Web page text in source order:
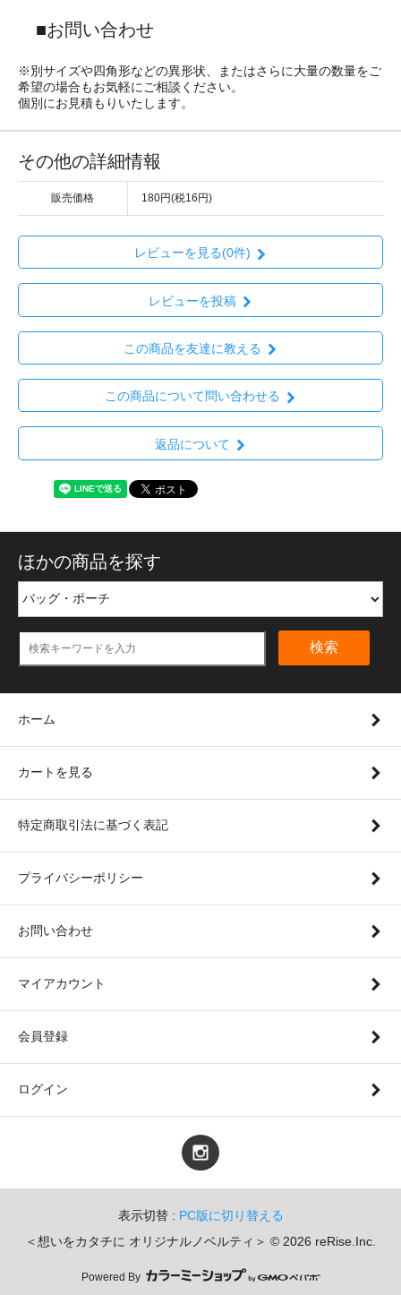
■お問い合わせ
※別サイズや四角形などの異形状、またはさらに大量の数量をご
希望の場合もお気軽にご相談ください。
個別にお見積もりいたします。
その他の詳細情報
販売価格 180円(税16円)
レビューを見る(0件)
レビューを投稿
この商品を友達に教える
この商品について問い合わせる
返品について
ほかの商品を探す
検索
ホーム
カートを見る
特定商取引法に基づく表記
プライバシーポリシー
お問い合わせ
マイアカウント
会員登録
ログイン
表示切替 : PC版に切り替える
＜想いをカタチに オリジナルノベルティ＞ © 2026 reRise.Inc.
Powered By